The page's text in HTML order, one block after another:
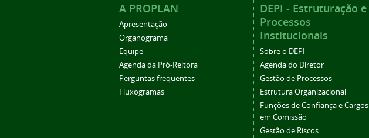
A PROPLAN
Apresentação
Organograma
Equipe
Agenda da Pró-Reitora
Perguntas frequentes
Fluxogramas
DEPI - Estruturação e
Processos
Institucionais
Sobre o DEPI
Agenda do Diretor
Gestão de Processos
Estrutura Organizacional
Funções de Confiança e Cargos
em Comissão
Gestão de Riscos